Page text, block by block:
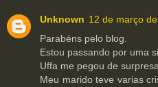
Unknown 12 de março
Parabéns pelo blog.
Estou passando por uma
Uffa me pegou de surpresa.
Meu marido teve varias